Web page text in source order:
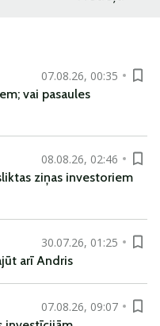
07.08.26, 00:35
vai pasaules
08.08.26, 02:46
ziņas investoriem
30.07.26, 01:25
arī Andris
07.08.26, 09:07